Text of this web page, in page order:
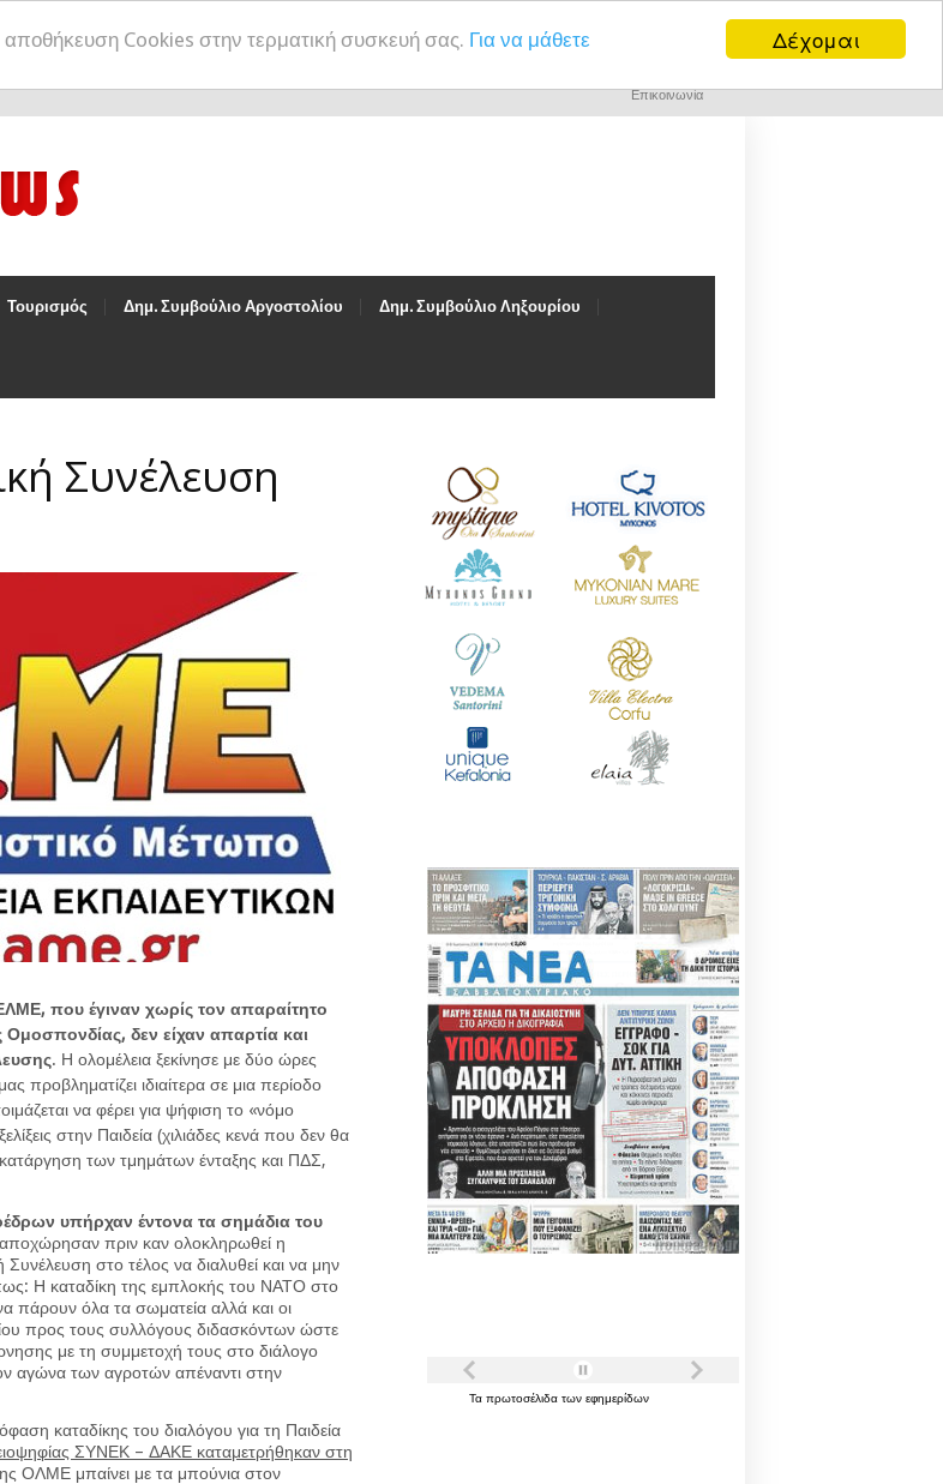
Δέχομαι
Cookies στην τερματική συσκευή σας. Για να μάθετε
Επικοινωνία
Τουρισμός Δημ. Συμβούλιο Αργοστολίου Δημ. Συμβούλιο Ληξουρίου
Συνέλευση
που έγιναν χωρίς τον απαραίτητο
δεν είχαν απαρτία και
. Η ολομέλεια ξεκίνησε με δύο ώρες
προβληματίζει ιδιαίτερα σε μια περίοδο
να φέρει για ψήφιση το «νόμο
στην Παιδεία (χιλιάδες κενά που δεν θα
κατάργηση των τμημάτων ένταξης και ΠΔΣ,
υπήρχαν έντονα τα σημάδια του
πριν καν ολοκληρωθεί η
στο τέλος να διαλυθεί και να μην
Η καταδίκη της εμπλοκής του ΝΑΤΟ στο
πάρουν όλα τα σωματεία αλλά και οι
προς τους συλλόγους διδασκόντων ώστε
με τη συμμετοχή τους στο διάλογο
αγώνα των αγροτών απέναντι στην
καταδίκης του διαλόγου για τη Παιδεία
ΣΥΝΕΚ – ΔΑΚΕ καταμετρήθηκαν στη
ΟΛΜΕ μπαίνει με τα μπούνια στον
Τα πρωτοσέλιδα των εφημερίδων